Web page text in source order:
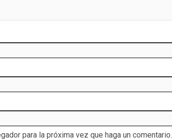
para la próxima vez que haga un comentario.